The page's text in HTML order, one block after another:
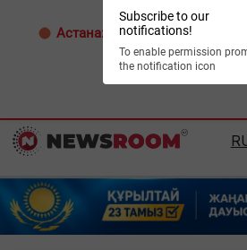
Subscribe to our
notifications!
To enable permission
the notification icon
Астана: 31°C Алматы: